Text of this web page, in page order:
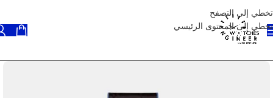
تخطي إلى التصفح
تخطي إلى المحتوى الرئيسي